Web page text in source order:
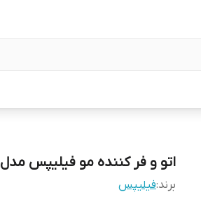
اتو و فر کننده مو فیلیپس مدل BHH811
برند:فیلیپس